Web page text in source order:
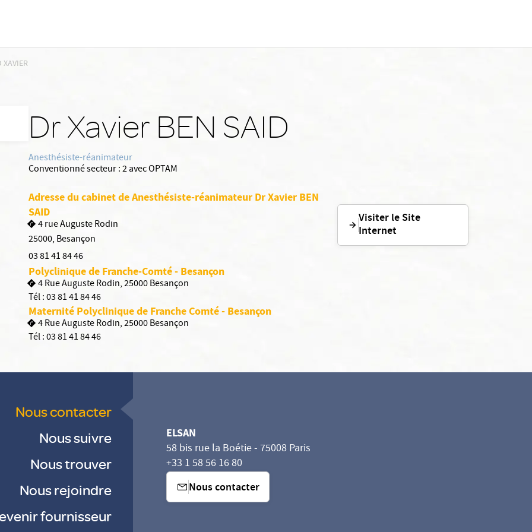
Dr Xavier BEN SAID
Anesthésiste-réanimateur
Conventionné secteur :2 avec OPTAM
Adresse du cabinet de Anesthésiste-réanimateur Dr Xavier BEN
SAID
4 rue Auguste Rodin
25000, Besançon
03 81 41 84 46
Polyclinique de Franche-Comté - Besançon
4 Rue Auguste Rodin, 25000 Besançon
Tél :03 81 41 84 46
Maternité Polyclinique de Franche Comté - Besançon
4 Rue Auguste Rodin, 25000 Besançon
Tél :03 81 41 84 46
Visiter le Site
Internet
Nous contacter
Nous suivre
Nous trouver
Nous rejoindre
fournisseur
ELSAN
58 bis rue la Boétie - 75008 Paris
+33 1 58 56 16 80
Nous contacter